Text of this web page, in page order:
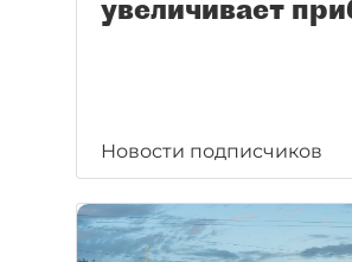
увеличивает
Новости подписчиков